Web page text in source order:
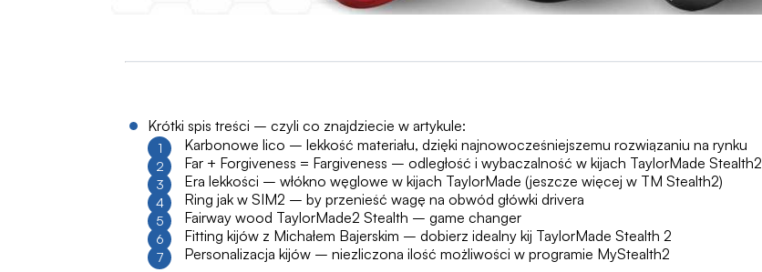
Krótki spis treści – czyli co znajdziecie w artykule:
Karbonowe lico – lekkość materiału, dzięki najnowocześniejszemu rozwiązaniu na rynku
Far + Forgiveness = Fargiveness – odległość i wybaczalność w kijach TaylorMade Stealth2
Era lekkości – włókno węglowe w kijach TaylorMade (jeszcze więcej w TM Stealth2)
Ring jak w SIM2 – by przenieść wagę na obwód główki drivera
Fairway wood TaylorMade2 Stealth – game changer
Fitting kijów z Michałem Bajerskim – dobierz idealny kij TaylorMade Stealth 2
Personalizacja kijów – niezliczona ilość możliwości w programie MyStealth2